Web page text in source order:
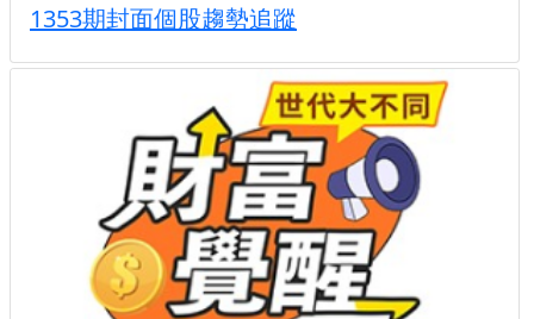
1353期封面個股趨勢追蹤